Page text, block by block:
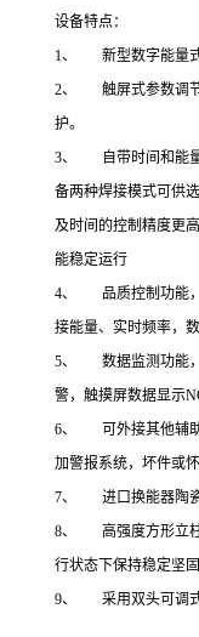
设备特点：
1、 新型数字能量式
2、 触屏式参数调节
护。
3、 自带时间和能量
备两种焊接模式可供
及时间的控制精度更
能稳定运行
4、 品质控制功能，
接能量、实时频率，
5、 数据监测功能，
警，触摸屏数据显示
6、 可外接其他辅助
加警报系统，坏件或
7、 进口换能器陶瓷
8、 高强度方形立柱
行状态下保持稳定坚
9、 采用双头可调式